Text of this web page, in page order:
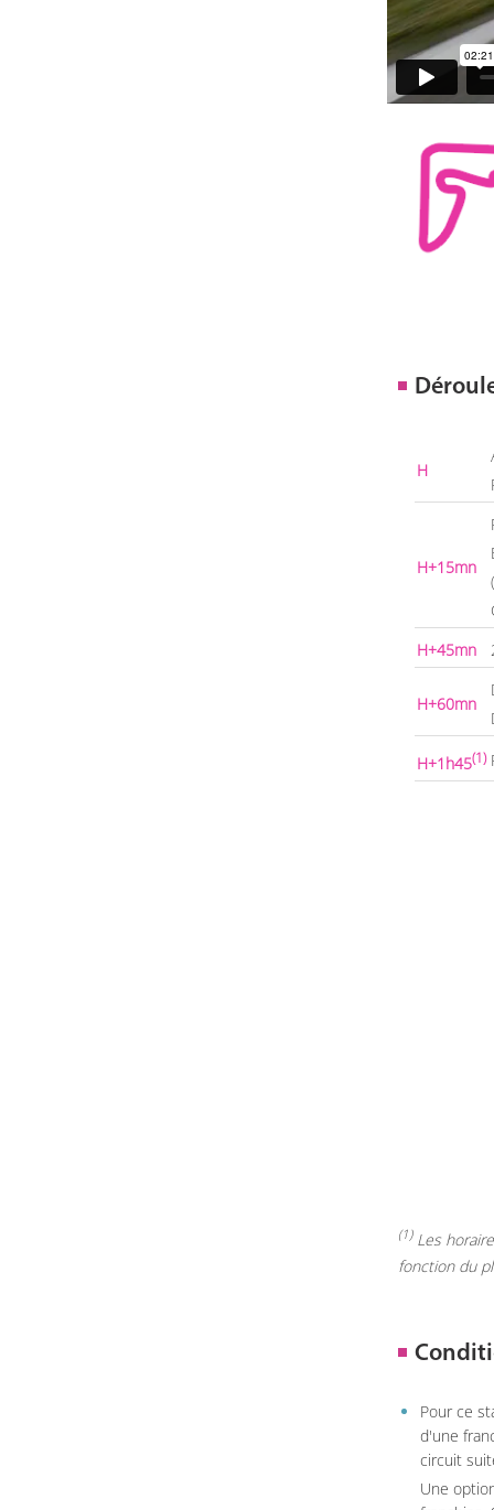
H
H+15mn
H+45mn
H+60mn
H+1h45(1)
(1)Les
fonction du
Pour ce
d'une
circuit
Une